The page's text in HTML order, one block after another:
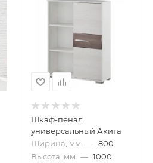
Шкаф-пенал
универсальный Акита
Ширина, мм — 800
Высота, мм — 1000